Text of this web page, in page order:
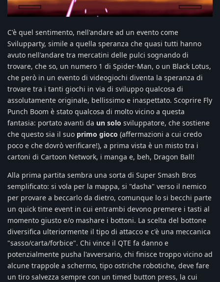
C'è quel sentimento, nell'andare ad un evento come
Svilupparty, simile a quella speranza che quasi tutti hanno
avuto nell'andare tra mercatini delle pulci sognando di
trovare, che so, un numero 1 di Spider-Man, o un Black Lotus,
che però in un evento di videogiochi diventa la speranza di
trovare tra i tanti giochi in via di sviluppo qualcosa di
assolutamente originale, bellissimo e inaspettato. Scoprire Fly
Punch Boom è stato qualcosa di molto vicino a questa
fantasia: portato avanti da un solo sviluppatore, che sostiene
che questo sia il suo primo gioco (affermazioni a cui credo
poco e che dovrò verificare!), a prima vista è un misto tra i
cartoni di Cartoon Network, i manga e, beh, Dragon Ball!
Alla prima partita sembra una sorta di Super Smash Bros
semplificato: si vola per la mappa, si "dasha" verso il nemico
per provare a beccarlo da dietro, comunque lo si becchi parte
un quick time event in cui entrambi devono premere i tasti al
momento giusto e/o mashare i bottoni. La scelta del bottone
diversifica ulteriormente il tipo di attacco e c'è una meccanica
"sasso/carta/forbice". Chi vince il QTE fa danno e
potenzialmente pusha l'avversario, chi finisce troppo vicino ad
alcune trappole a schermo, tipo ostriche robotiche, deve fare
un tiro salvezza sempre con un timed button press, la cui